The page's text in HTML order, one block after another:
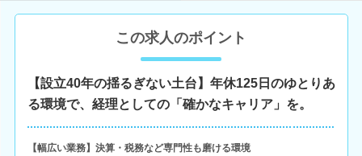
この求人のポイント
【設立40年の揺るぎない土台】年休125日のゆとりあ
る環境で、経理としての「確かなキャリア」を。
【幅広い業務】決算・税務など専門性も磨ける環境